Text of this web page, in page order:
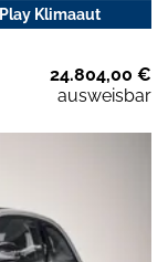
Klimaaut
24.804,00 €
ausweisbar